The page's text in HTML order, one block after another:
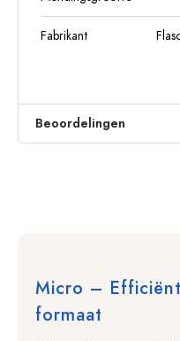
Fabrikant
Beoordelingen
Micro –
formaat